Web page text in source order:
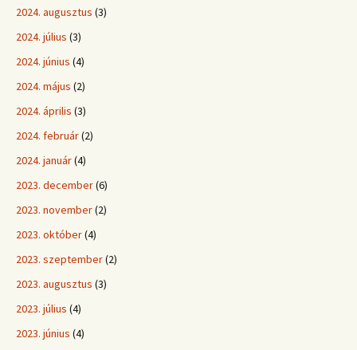
2024. augusztus (3)
2024. július (3)
2024. június (4)
2024. május (2)
2024. április (3)
2024. február(2)
2024. január(4)
2023. december(6)
2023. november(2)
2023. október(4)
2023. szeptember(2)
2023. augusztus (3)
2023. július (4)
2023. június (4)